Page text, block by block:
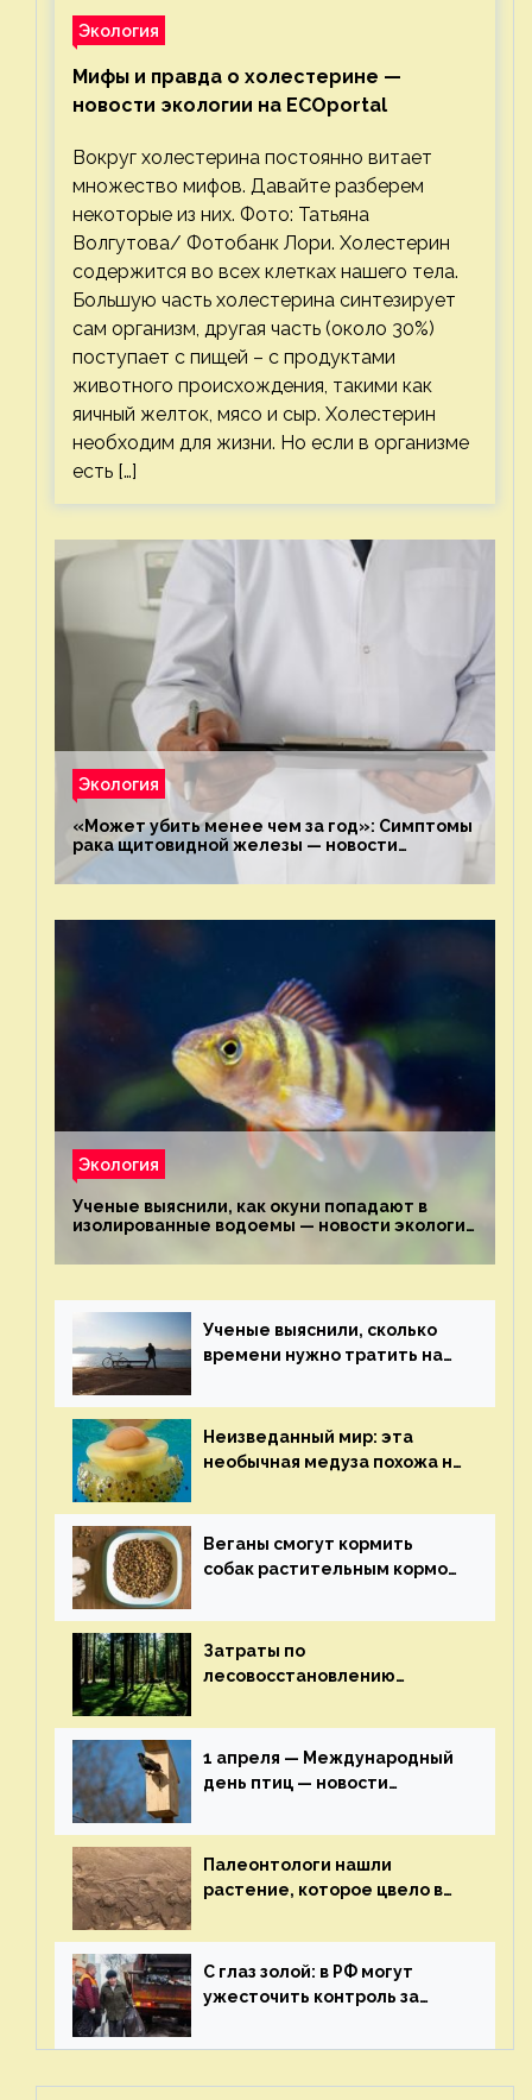
Экология
Мифы и правда о холестерине —
новости экологии на ECOportal
Вокруг холестерина постоянно витает
множество мифов. Давайте разберем
некоторые из них. Фото: Татьяна
Волгутова/ Фотобанк Лори. Холестерин
содержится во всех клетках нашего тела.
Большую часть холестерина синтезирует
сам организм, другая часть (около 30%)
поступает с пищей – с продуктами
животного происхождения, такими как
яичный желток, мясо и сыр. Холестерин
необходим для жизни. Но если в организме
есть […]
Экология
«Может убить менее чем за год»: Симптомы
рака щитовидной железы — новости
экологии на ECOportal
Экология
Ученые выяснили, как окуни попадают в
изолированные водоемы — новости экологии
Ученые выяснили, сколько
времени нужно тратить на
здоровья — новости экологии
на ECOportal
Неизведанный мир: эта
необычная медуза похожа на
экологии на ECOportal
Веганы смогут кормить
собак растительным кормом
здоровье — новости
экологии на ECOportal
Затраты по
лесовосстановлению
строительства — новости
экологии на ECOportal
1 апреля — Международный
день птиц — новости
Палеонтологи нашли
растение, которое цвело в
экологии на ECOportal
С глаз золой: в РФ могут
ужесточить контроль за
— новости экологии на